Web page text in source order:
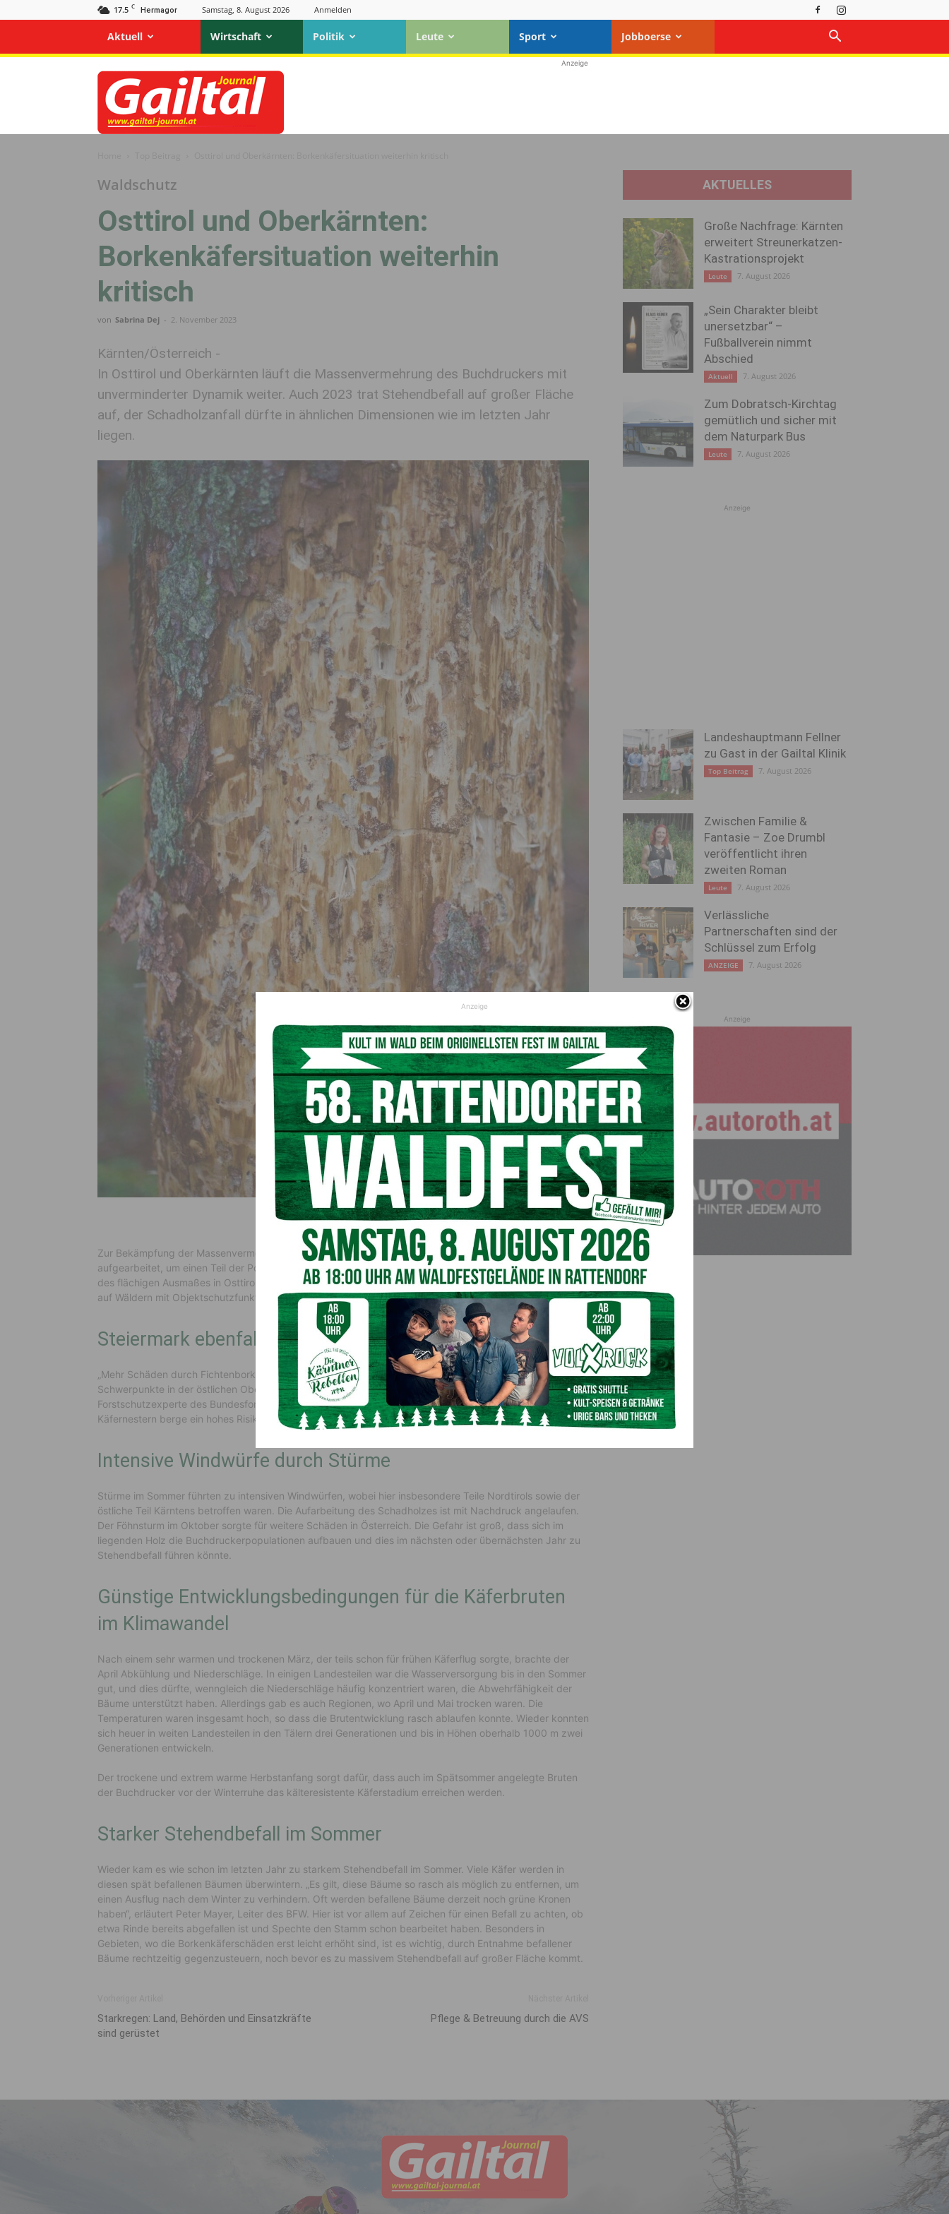
17.5 C Hermagor Samstag, 8. August 2026 Anmelden
Aktuell Wirtschaft Politik Leute Sport Jobboerse
Gailtal
Journal
Anzeige
Waldschutz
Osttirol und Oberkärnten:
Borkenkäfersituation weiterhin
kritisch
von Sabrina Dej - 2. November 2023
Kärnten/Österreich -
In Osttirol und Oberkärnten läuft die Massenvermehrung des Buchdruckers mit
unverminderter Dynamik weiter. Auch 2023 trat Stehendbefall auf großer Fläche
auf, der Schadholzanfall dürfte in ähnlichen Dimensionen wie im letzten Jahr
liegen.
© pixabay
Zur Bekämpfung der Massenvermehrung werden befallene Fichten entnommen und möglichst rechtzeitig
aufgearbeitet, um einen Teil der Population abzuschöpfen, ehe es zu weiterem Befall kommt. Aufgrund
des flächigen Ausmaßes in Osttirol und Oberkärnten wird dabei priorisiert vorgegangen. Der Fokus liegt
auf Wäldern mit Objektschutzfunktion und auf den Randbereichen zu noch wenig betroffenen Gebieten.
Steiermark ebenfalls stark betroffen
„Mehr Schäden durch Fichtenborkenkäfer werden auch aus der Steiermark berichtet. Hier liegen die
Schwerpunkte in der östlichen Obersteiermark und im Raum um Graz“, sagt Gernot Hoch,
Forstschutzexperte des Bundesforschungszentrums für Wald (BFW). Verstreutes Auftreten von
Käfernestern berge ein hohes Risiko für den Befall größerer Gebiete.
Intensive Windwürfe durch Stürme
Stürme im Sommer führten zu intensiven Windwürfen, wobei hier insbesondere Teile Nordtirols sowie der
östliche Teil Kärntens betroffen waren. Die Aufarbeitung des Schadholzes ist mit Nachdruck angelaufen.
Der Föhnsturm im Oktober sorgte für weitere Schäden in Österreich. Die Gefahr ist groß, dass sich im
liegenden Holz die Buchdruckerpopulationen aufbauen und dies im nächsten oder übernächsten Jahr zu
Stehendbefall führen könnte.
Günstige Entwicklungsbedingungen für die Käferbruten
im Klimawandel
Nach einem sehr warmen und trockenen März, der teils schon für frühen Käferflug sorgte, brachte der
April Abkühlung und Niederschläge. In einigen Landesteilen war die Wasserversorgung bis in den Sommer
gut, und dies dürfte, wenngleich die Niederschläge häufig konzentriert waren, die Abwehrfähigkeit der
Bäume unterstützt haben. Allerdings gab es auch Regionen, wo April und Mai trocken waren. Die
Temperaturen waren insgesamt hoch, so dass die Brutentwicklung rasch ablaufen konnte. Wieder konnten
sich heuer in weiten Landesteilen in den Tälern drei Generationen und bis in Höhen oberhalb 1000 m zwei
Generationen entwickeln.
Der trockene und extrem warme Herbstanfang sorgt dafür, dass auch im Spätsommer angelegte Bruten
der Buchdrucker vor der Winterruhe das kälteresistente Käferstadium erreichen werden.
Starker Stehendbefall im Sommer
Wieder kam es wie schon im letzten Jahr zu starkem Stehendbefall im Sommer. Viele Käfer werden in
diesen spät befallenen Bäumen überwintern. „Es gilt, diese Bäume so rasch als möglich zu entfernen, um
einen Ausflug nach dem Winter zu verhindern. Oft werden befallene Bäume derzeit noch grüne Kronen
haben“, erläutert Peter Mayer, Leiter des BFW. Hier ist vor allem auf Zeichen für einen Befall zu achten, ob
etwa Rinde bereits abgefallen ist und Spechte den Stamm schon bearbeitet haben. Besonders in
Gebieten, wo die Borkenkäferschäden erst leicht erhöht sind, ist es wichtig, durch Entnahme befallener
Bäume rechtzeitig gegenzusteuern, noch bevor es zu massivem Stehendbefall auf großer Fläche kommt.
Starkregen: Land, Behörden und Einsatzkräfte
sind gerüstet
Pflege & Betreuung durch die AVS
AKTUELLES
Große Nachfrage: Kärnten
erweitert Streunerkatzen-
Kastrationsprojekt
Leute 7. August 2026
„Sein Charakter bleibt
unersetzbar“ –
Fußballverein nimmt
Abschied
Aktuell 7. August 2026
Zum Dobratsch-Kirchtag
gemütlich und sicher mit
dem Naturpark Bus
Leute 7. August 2026
Anzeige
Landeshauptmann Fellner
zu Gast in der Gailtal Klinik
Top Beitrag 7. August 2026
Zwischen Familie &
Fantasie – Zoe Drumbl
veröffentlicht ihren
zweiten Roman
Leute 7. August 2026
Verlässliche
Partnerschaften sind der
Schlüssel zum Erfolg
ANZEIGE 7. August 2026
Anzeige
Anzeige